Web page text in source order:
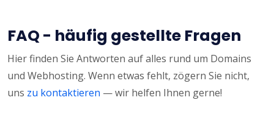
FAQ - häufig gestellte Fragen
Hier finden Sie Antworten auf alles rund um Domains
und Webhosting. Wenn etwas fehlt, zögern Sie nicht,
uns zu kontaktieren — wir helfen Ihnen gerne!